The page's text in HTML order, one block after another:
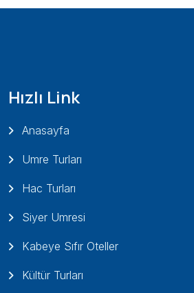
Hızlı Link
Anasayfa
Umre Turları
Hac Turları
Siyer Umresi
Kabeye Sıfır Oteller
Kültür Turları